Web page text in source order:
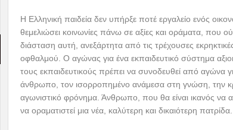
Η Ελληνική παιδεία δεν υπήρξε ποτέ εργαλείο ενός
θεμελιώσει κοινωνίες πάνω σε αξίες και οράματα, που
διάσταση αυτή, ανεξάρτητα από τις τρέχουσες
οφθαλμού. Ο αγώνας για ένα εκπαιδευτικό σύστημα
τους εκπαιδευτικούς πρέπει να συνοδευθεί από αγώνα
άνθρωπο, τον ισορροπημένο ανάμεσα στη γνώση, την
αγωνιστικό φρόνημα. Άνθρωπο, που θα είναι ικανός να
να οραματιστεί μια νέα, καλύτερη και δικαιότερη πατρίδα.